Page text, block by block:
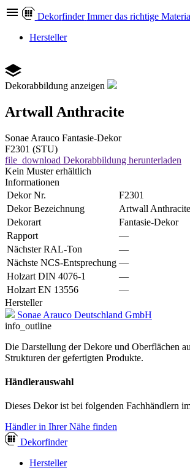
Dekorfinder Immer das richtige
Hersteller
Dekorabbildung anzeigen
Artwall Anthracite
Sonae Arauco Fantasie-Dekor
F2301 (STU)
file_download Dekorabbildung herunterladen
Kein Muster erhältlich
Informationen
Dekor Nr.
F2301
Dekor Bezeichnung
Artwall Anthracite
Dekorart
Fantasie-Dekor
Rapport
—
Nächster RAL-Ton
—
Nächste NCS-Entsprechung —
Holzart DIN 4076-1
—
Holzart EN 13556
—
Hersteller
Sonae Arauco Deutschland GmbH
info_outline
Die Darstellung der Dekore und Oberflächen
Strukturen der gefertigten Produkte.
Händlerauswahl
Dieses Dekor ist bei folgenden Fachhändlern
Händler in Ihrer Nähe finden
Dekorfinder
Hersteller